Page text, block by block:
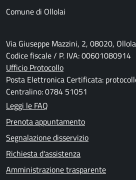
Comune di Ollolai
Via Giuseppe Mazzini, 2, 08020,
Codice fiscale / P. IVA: 00601080914
Ufficio Protocollo
Posta Elettronica Certificata:
Centralino: 0784 51051
Leggi le FAQ
Prenota appuntamento
Segnalazione disservizio
Richiesta d'assistenza
Amministrazione trasparente